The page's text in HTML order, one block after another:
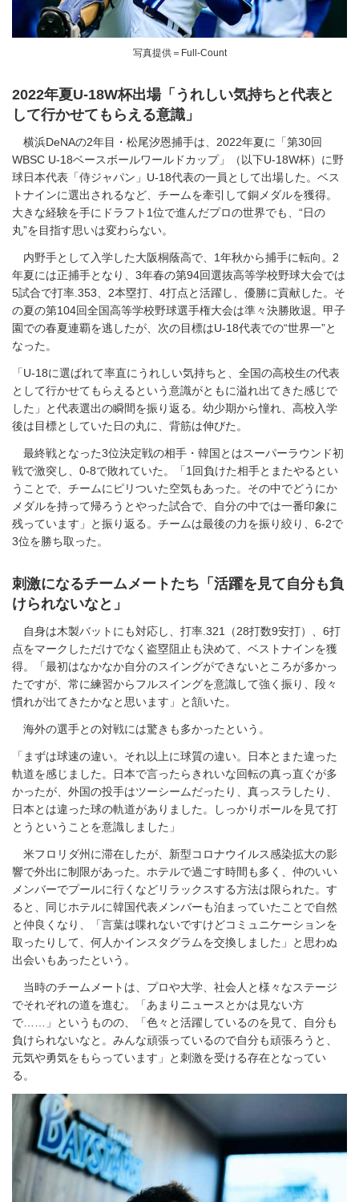
写真提供＝Full-Count
2022年夏U-18W杯出場「うれしい気持ちと代表と
して行かせてもらえる意識」
横浜DeNAの2年目・松尾汐恩捕手は、2022年夏に「第30回
WBSC U-18ベースボールワールドカップ」（以下U-18W杯）に野
球日本代表「侍ジャパン」U-18代表の一員として出場した。ベス
トナインに選出されるなど、チームを牽引して銅メダルを獲得。
大きな経験を手にドラフト1位で進んだプロの世界でも、“日の
丸”を目指す思いは変わらない。
内野手として入学した大阪桐蔭高で、1年秋から捕手に転向。2
年夏には正捕手となり、3年春の第94回選抜高等学校野球大会では
5試合で打率.353、2本塁打、4打点と活躍し、優勝に貢献した。そ
の夏の第104回全国高等学校野球選手権大会は準々決勝敗退。甲子
園での春夏連覇を逃したが、次の目標はU-18代表での“世界一”と
なった。
「U-18に選ばれて率直にうれしい気持ちと、全国の高校生の代表
として行かせてもらえるという意識がともに溢れ出てきた感じで
した」と代表選出の瞬間を振り返る。幼少期から憧れ、高校入学
後は目標としていた日の丸に、背筋は伸びた。
最終戦となった3位決定戦の相手・韓国とはスーパーラウンド初
戦で激突し、0-8で敗れていた。「1回負けた相手とまたやるとい
うことで、チームにピリついた空気もあった。その中でどうにか
メダルを持って帰ろうとやった試合で、自分の中では一番印象に
残っています」と振り返る。チームは最後の力を振り絞り、6-2で
3位を勝ち取った。
刺激になるチームメートたち「活躍を見て自分も負
けられないなと」
自身は木製バットにも対応し、打率.321（28打数9安打）、6打
点をマークしただけでなく盗塁阻止も決めて、ベストナインを獲
得。「最初はなかなか自分のスイングができないところが多かっ
たですが、常に練習からフルスイングを意識して強く振り、段々
慣れが出てきたかなと思います」と頷いた。
海外の選手との対戦には驚きも多かったという。
「まずは球速の違い。それ以上に球質の違い。日本とまた違った
軌道を感じました。日本で言ったらきれいな回転の真っ直ぐが多
かったが、外国の投手はツーシームだったり、真っスラしたり、
日本とは違った球の軌道がありました。しっかりボールを見て打
とうということを意識しました」
米フロリダ州に滞在したが、新型コロナウイルス感染拡大の影
響で外出に制限があった。ホテルで過ごす時間も多く、仲のいい
メンバーでプールに行くなどリラックスする方法は限られた。す
ると、同じホテルに韓国代表メンバーも泊まっていたことで自然
と仲良くなり、「言葉は喋れないですけどコミュニケーションを
取ったりして、何人かインスタグラムを交換しました」と思わぬ
出会いもあったという。
当時のチームメートは、プロや大学、社会人と様々なステージ
でそれぞれの道を進む。「あまりニュースとかは見ない方
で……」というものの、「色々と活躍しているのを見て、自分も
負けられないなと。みんな頑張っているので自分も頑張ろうと、
元気や勇気をもらっています」と刺激を受ける存在となってい
る。